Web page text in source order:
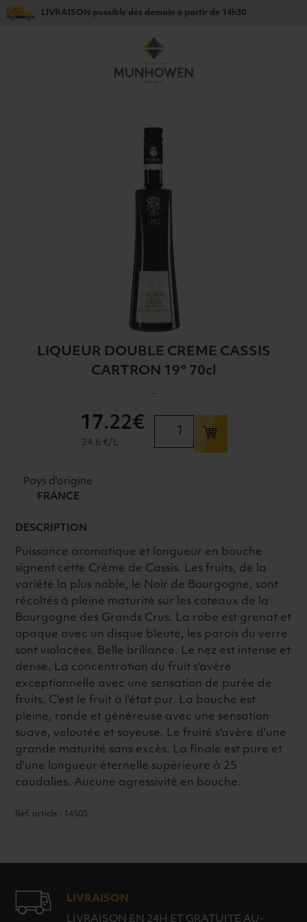
LIVRAISON possible dès demain à partir de 14h30
LIQUEUR DOUBLE CREME CASSIS
CARTRON 19° 70cl
-
LIQUEUR
70cl
17.22€
24.6 €/L
Pays d'origine
FRANCE
DESCRIPTION
Puissance aromatique et longueur en bouche
signent cette Crème de Cassis. Les fruits, de la
variété la plus noble, le Noir de Bourgogne, sont
récoltés à pleine maturité sur les coteaux de la
Bourgogne des Grands Crus. La robe est grenat et
opaque avec un disque bleuté, les parois du verre
sont violacées. Belle brillance. Le nez est intense et
dense. La concentration du fruit s'avère
exceptionnelle avec une sensation de purée de
fruits. C'est le fruit à l'état pur. La bouche est
pleine, ronde et généreuse avec une sensation
suave, veloutée et soyeuse. Le fruité s'avère d'une
grande maturité sans excès. La finale est pure et
d'une longueur éternelle supérieure à 25
caudalies. Aucune agressivité en bouche.
Ref. article : 14505
LIVRAISON
LIVRAISON EN 24H ET GRATUITE AU-